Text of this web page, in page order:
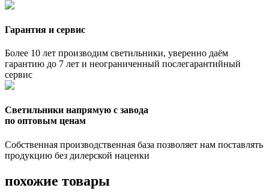
Гарантия и сервис
Более 10 лет производим светильники, уверенно даём
гарантию до 7 лет и неограниченный послегарантийный
сервис
Светильники напрямую с завода
по оптовым ценам
Собственная производственная база позволяет нам поставлять
продукцию без дилерской наценки
похожие товары